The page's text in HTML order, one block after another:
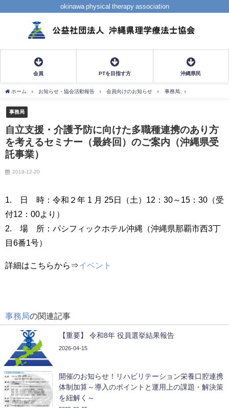
okinawa physical therapy association
会員 PTを目指す方 沖縄県民
ホーム お知らせ・協会活動報告 会員向けのお知らせ 事務局
事務局
自立支援・介護予防に向けた多職種連携のあり方
を考えるセミナー（最終回）のご案内（沖縄県受
託事業）
2019-12-20
1. 日 時：令和２年 1 月 25日（土）12：30～15：30（受
付12：00より）
2. 場 所：パシフィックホテル沖縄（沖縄県那覇市西3丁
目6番1号）
詳細はこちらから⇒イベント
事務局の関連記事
【重要】 令和8年 役員選挙結果報告
2026-04-15
開催のお知らせ！リハビリテーション栄養口腔連携
体制加算～導入のポイントと運用上の課題・解決策
を紐解く～